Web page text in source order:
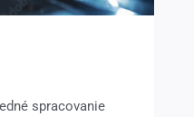
spracovanie